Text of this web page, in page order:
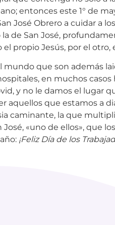
entonces este 1° de
José Obrero a cuidar a
de San José,
el propio Jesús, por el
mundo que son además
en muchos
y no le damos el lugar
aquellos que estamos a
caminante, la que
José, «uno de ellos», que
¡Feliz Día de los